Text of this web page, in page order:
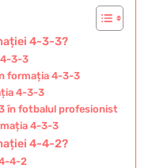
4-3-3?
4-3-3
formația 4-3-3
4-3-3
în fotbalul profesionist
4-3-3
4-4-2?
4-2